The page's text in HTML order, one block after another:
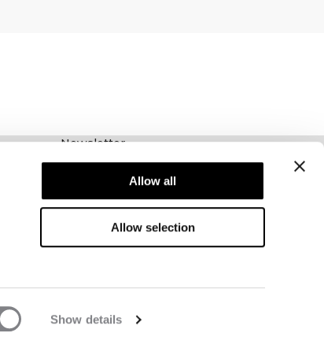
Show details
Allow all
Allow selection
Newsletter
Abonnieren Sie unseren Newsletter! Erhalten
Sie exklusive Angebote, unsere neuesten
Nachrichten und vieles mehr.